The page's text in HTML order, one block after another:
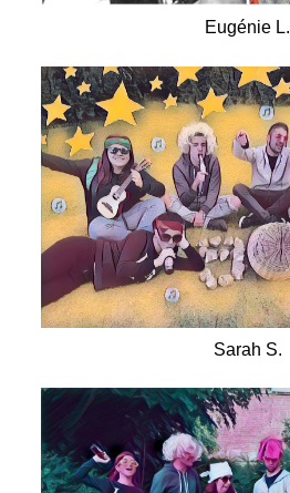
Eugénie L.
Sarah S.